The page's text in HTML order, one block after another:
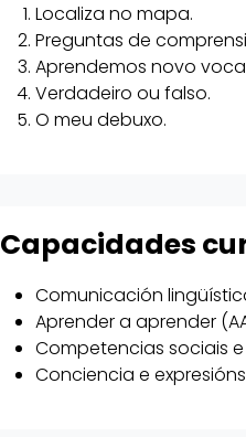
Localiza no mapa.
Preguntas de
Aprendemos novo
Verdadeiro ou falso.
O meu debuxo.
Capacidades
Comunicación
Aprender a aprender
Competencias sociais
Conciencia e